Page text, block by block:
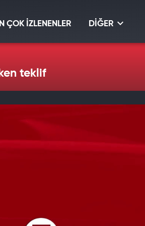
ÇOK İZLENENLER DİĞER
teklif